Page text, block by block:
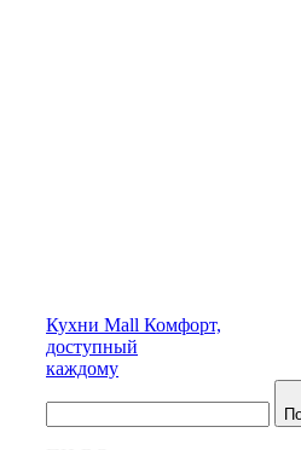
Кухни Mall Комфорт,
доступный
каждому